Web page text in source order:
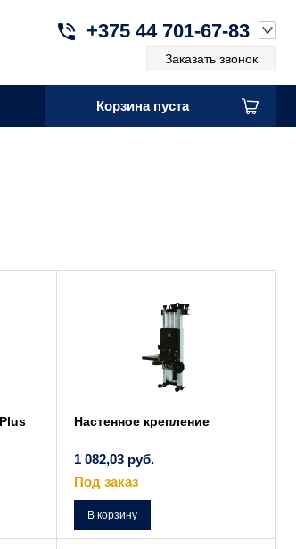
+375 44 701-67-83
Заказать звонок
Корзина пуста
Настенное крепление
1 082,03 руб.
Под заказ
В корзину